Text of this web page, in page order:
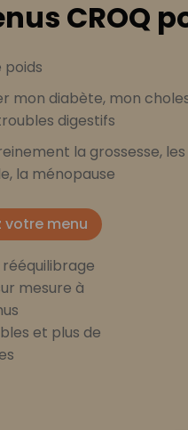
CROQ
poids
mon diabète, mon
digestifs
la grossesse,
la ménopause
votre menu
rééquilibrage
mesure à
et plus de